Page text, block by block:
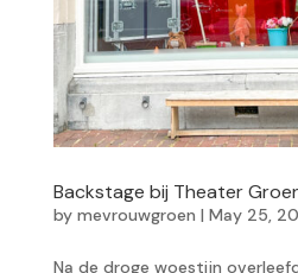
Backstage bij Theater
by mevrouwgroen | May 25,
Na de droge woestijn